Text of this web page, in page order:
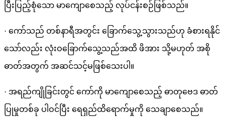
ပြီးပြည့်စုံသော မာကျောစေသည့် လုပ်ငန်းစဉ်ဖြစ်သည်။
· ကော်သည် တစ်နာရီအတွင်း ခြောက်သွေ့သွားသည်ဟု ခံစားရနိုင်
သော်လည်း လုံးဝခြောက်သွေ့သည်အထိ ဖိအား သို့မဟုတ် အစို
ဓာတ်အတွက် အဆင်သင့်မဖြစ်သေးပါ။
· အရည်ကျိုခြင်းတွင် ကော်ကို မာကျောစေသည့် ဓာတုဗေဒ ဓာတ်
ပြုမှုတစ်ခု ပါဝင်ပြီး ရေရှည်ထိရောက်မှုကို သေချာစေသည်။